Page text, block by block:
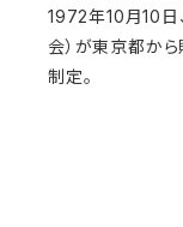
1972年10月10日
会）が東京都か
制定。